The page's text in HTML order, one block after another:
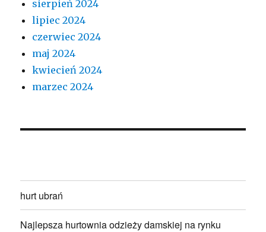
sierpień 2024
lipiec 2024
czerwiec 2024
maj 2024
kwiecień 2024
marzec 2024
hurt ubrań
Najlepsza hurtownia odzieży damskiej na rynku